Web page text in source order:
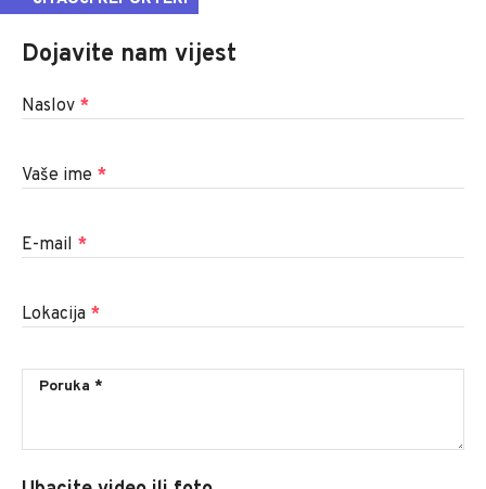
Dojavite nam vijest
Naslov *
Vaše ime *
E-mail *
Lokacija *